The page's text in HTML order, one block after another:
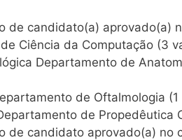
de candidato(a) aprovado(a)
Ciência da Computação (3
Departamento de
de Oftalmologia (1
de Propedêutica
de candidato aprovado(a) no